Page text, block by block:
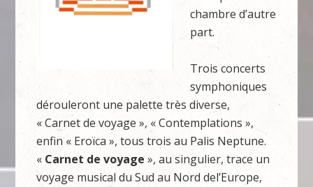
chambre d’autre
part.
Trois concerts
symphoniques
dérouleront une palette très diverse,
« Carnet de voyage », « Contemplations »,
enfin « Eroïca », tous trois au Palis Neptune.
« Carnet de voyage», au singulier, trace un
voyage musical du Sud au Nord del’Europe,